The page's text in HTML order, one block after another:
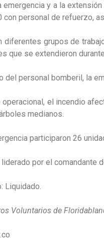
emergencia y a la
con personal de refuerzo,
diferentes grupos de
que se extendieron
del personal bomberil, la
operacional, el incendio
medianos.
participaron 26
por el comandante
Liquidado.
Voluntarios de